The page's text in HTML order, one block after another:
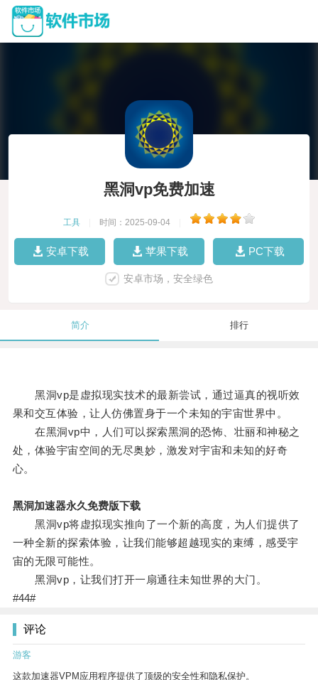
黑洞vp免费加速
工具 时间：2025-09-04
安卓下载 苹果下载 PC下载
安卓市场，安全绿色
简介 排行
黑洞vp是虚拟现实技术的最新尝试，通过逼真的视听效
果和交互体验，让人仿佛置身于一个未知的宇宙世界中。
在黑洞vp中，人们可以探索黑洞的恐怖、壮丽和神秘之
处，体验宇宙空间的无尽奥妙，激发对宇宙和未知的好奇
心。
黑洞加速器永久免费版下载
黑洞vp将虚拟现实推向了一个新的高度，为人们提供了
一种全新的探索体验，让我们能够超越现实的束缚，感受宇
宙的无限可能性。
黑洞vp，让我们打开一扇通往未知世界的大门。
#44#
评论
游客
这款加速器VPM应用程序提供了顶级的安全性和隐私保护。